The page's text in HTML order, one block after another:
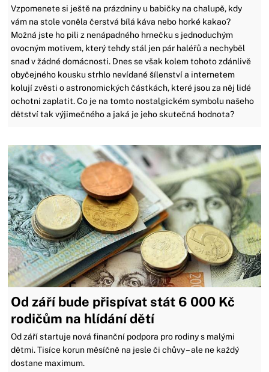
Vzpomenete si ještě na prázdniny u babičky na chalupě, kdy
vám na stole voněla čerstvá bílá káva nebo horké kakao?
Možná jste ho pili z nenápadného hrnečku s jednoduchým
ovocným motivem, který tehdy stál jen pár haléřů a nechyběl
snad v žádné domácnosti. Dnes se však kolem tohoto zdánlivě
obyčejného kousku strhlo nevídané šílenství a internetem
kolují zvěsti o astronomických částkách, které jsou za něj lidé
ochotni zaplatit. Co je na tomto nostalgickém symbolu našeho
dětství tak výjimečného a jaká je jeho skutečná hodnota?
Od září bude přispívat stát 6 000 Kč
rodičům na hlídání dětí
Od září startuje nová finanční podpora pro rodiny s malými
dětmi. Tisíce korun měsíčně na jesle či chůvy – ale ne každý
dostane maximum.